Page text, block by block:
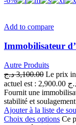
Add to compare
Immobilisateur
Autre Produits
3,100.00 د.ج
Fournit une
stabilité et
Ajouter à la liste de
Choix des options Ce